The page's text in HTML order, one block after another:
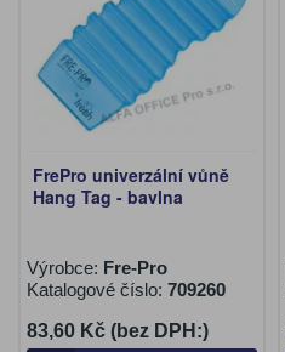
FrePro univerzální vůně
Hang Tag - bavlna
Výrobce: Fre-Pro
Katalogové číslo: 709260
83,60 Kč (bez DPH:)